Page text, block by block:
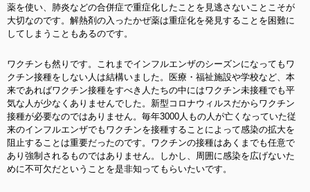
薬を使い、肺炎などの合併症で重症化したことを見逃さないことこそが
大切なのです。解熱剤の入ったかぜ薬は重症化を発見することを困難に
してしまうこともあるのです。
ワクチンも然りです。これまでインフルエンザのシーズンになってもワ
クチン接種をしない人は結構いました。医療・福祉施設や学校など、本
来であればワクチン接種をすべき人たちの中にはワクチン未接種でも平
気な人が少なくありませんでした。新型コロナウィルスだからワクチン
接種が必要なのではありません。毎年3000人もの人が亡くなっていた従
来のインフルエンザでもワクチンを接種することによって感染の拡大を
阻止することは重要だったのです。ワクチンの接種はあくまでも任意で
あり強制されるものではありません。しかし、周囲に感染を広げないた
めに不可欠だということを是非知ってもらいたいです。